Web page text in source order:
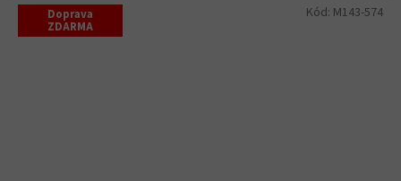
Doprava
ZDARMA
Kód: M143-574